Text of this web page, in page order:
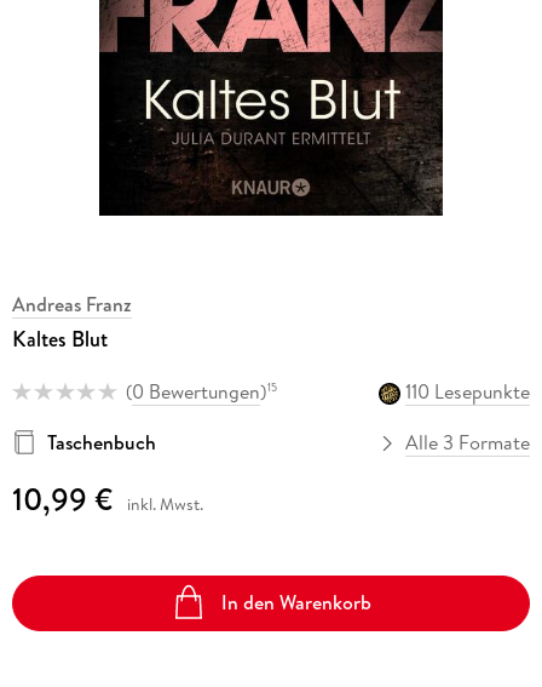
Andreas Franz
Kaltes Blut
(0 Bewertungen)15
110 Lesepunkte
Taschenbuch
Alle 3 Formate
10,99 € inkl. Mwst.
In den Warenkorb